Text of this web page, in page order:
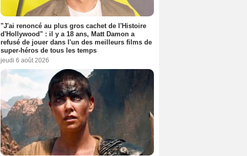
"J'ai renoncé au plus gros cachet de l'Histoire
d'Hollywood" : il y a 18 ans, Matt Damon a
refusé de jouer dans l'un des meilleurs films de
super-héros de tous les temps
jeudi 6 août 2026